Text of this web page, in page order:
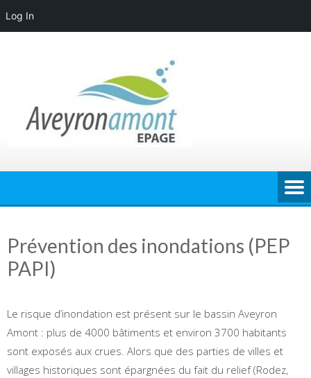
Log In
Prévention des inondations (PEP
PAPI)
Le risque d’inondation est présent sur le bassin Aveyron
Amont : plus de 4000 bâtiments et environ 3700 habitants
sont exposés aux crues. Alors que des parties de villes et
villages historiques sont épargnées du fait du relief (Rodez,